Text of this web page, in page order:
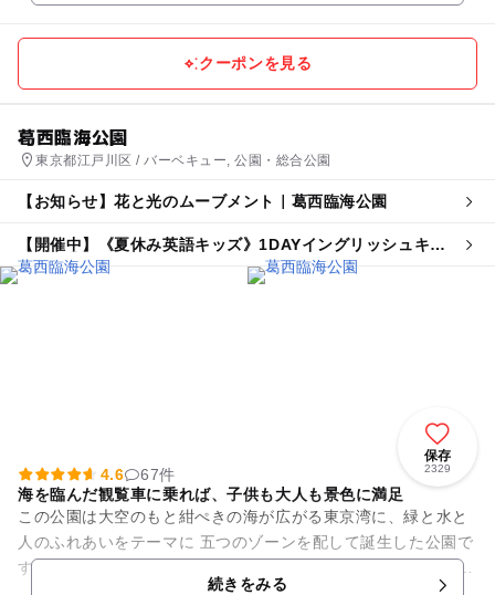
クーポンを見る
葛西臨海公園
東京都江戸川区 / バーベキュー, 公園・総合公園
【お知らせ】花と光のムーブメント｜葛西臨海公園
【開催中】《夏休み英語キッズ》1DAYイングリッシュキャ
ンプ＠葛西臨海公園
保存
2329
4.6
67件
海を臨んだ観覧車に乗れば、子供も大人も景色に満足
この公園は大空のもと紺ぺきの海が広がる東京湾に、緑と水と
人のふれあいをテーマに 五つのゾーンを配して誕生した公園で
す。 葛西海浜公園にも隣接しており行楽地としての色あいの濃
続きをみる